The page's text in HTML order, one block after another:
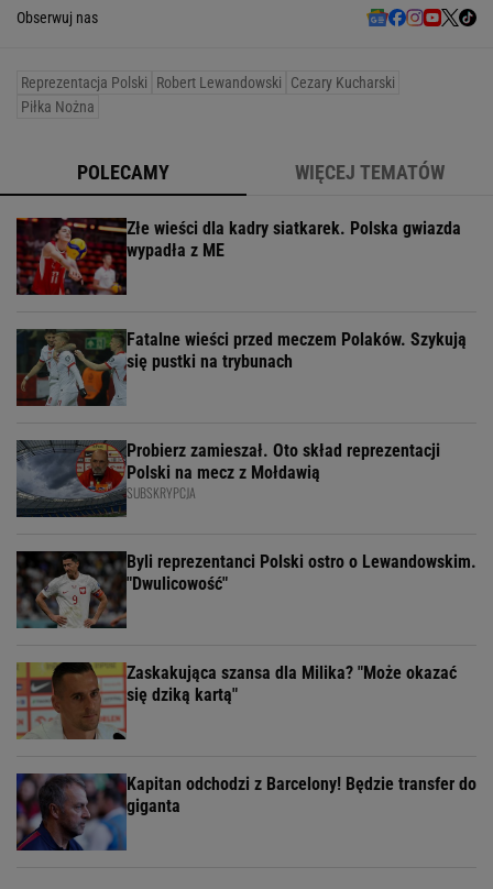
Obserwuj nas
Reprezentacja Polski Robert Lewandowski
Cezary Kucharski
Piłka Nożna
POLECAMY WIĘCEJ TEMATÓW
Złe wieści dla kadry siatkarek. Polska gwiazda
wypadła z ME
Fatalne wieści przed meczem Polaków. Szykują
się pustki na trybunach
Probierz zamieszał. Oto skład reprezentacji
Polski na mecz z Mołdawią
SUBSKRYPCJA
Byli reprezentanci Polski ostro o Lewandowskim.
"Dwulicowość"
Zaskakująca szansa dla Milika? "Może okazać
się dziką kartą"
Kapitan odchodzi z Barcelony! Będzie transfer do
giganta